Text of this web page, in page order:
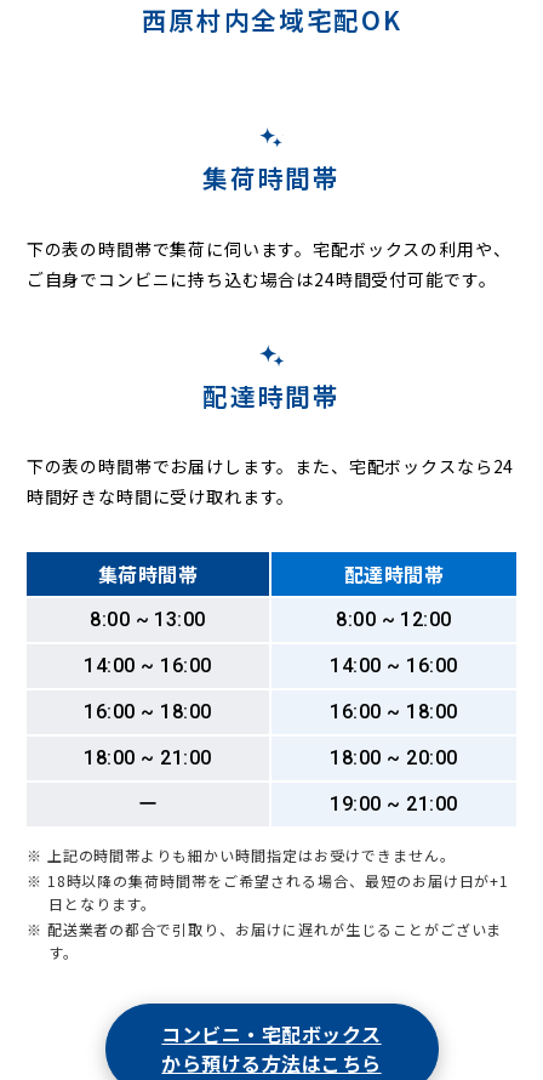
西原村内全域宅配OK
集荷時間帯
下の表の時間帯で集荷に伺います。宅配ボックスの利用や、
ご自身でコンビニに持ち込む場合は24時間受付可能です。
配達時間帯
下の表の時間帯でお届けします。また、宅配ボックスなら24
時間好きな時間に受け取れます。
集荷時間帯 配達時間帯
8:00 ~ 13:00
8:00 ~ 12:00
14:00 ~ 16:00
14:00 ~ 16:00
16:00 ~ 18:00
16:00 ~ 18:00
18:00 ~ 21:00
18:00 ~ 20:00
ー
19:00 ~ 21:00
※ 上記の時間帯よりも細かい時間指定はお受けできません。
※ 18時以降の集荷時間帯をご希望される場合、最短のお届け日が+1
日となります。
※ 配送業者の都合で引取り、お届けに遅れが生じることがございま
す。
コンビニ・宅配ボックス
から預ける方法はこちら